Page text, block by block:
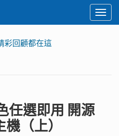
彩回顧都在這
任選即用 開源
（上）